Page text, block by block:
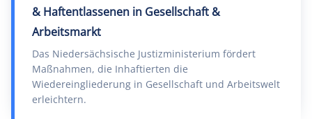
& Haftentlassenen in Gesellschaft &
Arbeitsmarkt
Das Niedersächsische Justizministerium fördert
Maßnahmen, die Inhaftierten die
Wiedereingliederung in Gesellschaft und Arbeitswelt
erleichtern.